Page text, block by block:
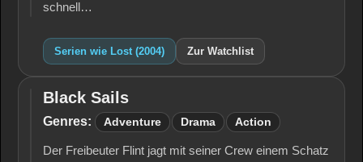
schnell…
Serien wie Lost (2004) Zur Watchlist
Black
Sails
Black Sails
Genres: Adventure Drama Action
Der Freibeuter Flint jagt mit seiner Crew einem Schatz